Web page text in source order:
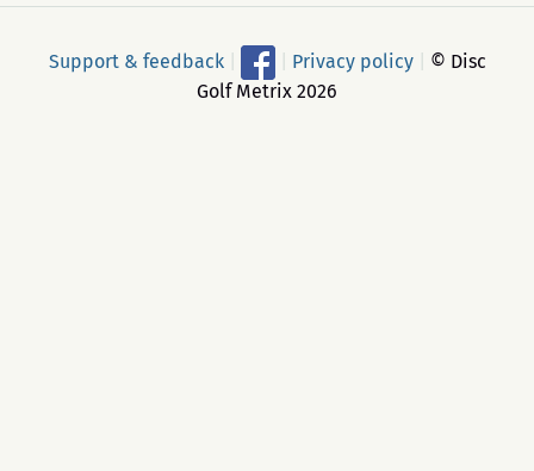
Support & feedback Privacy policy
© Disc
Golf Metrix 2026